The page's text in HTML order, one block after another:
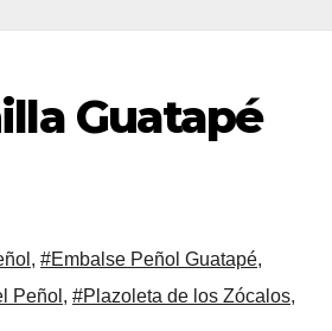
Guatapé
, #Embalse Peñol Guatapé,
Peñol , #Plazoleta de los Zócalos,